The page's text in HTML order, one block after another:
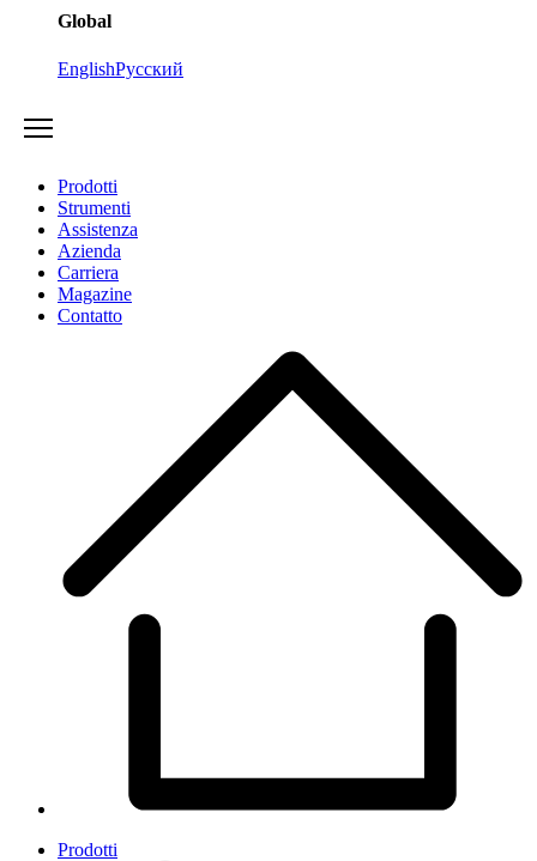
Global
EnglishРусский
Prodotti
Strumenti
Assistenza
Azienda
Carriera
Magazine
Contatto
Prodotti